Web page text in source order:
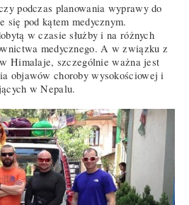
podczas planowania wyprawy do
się pod kątem medycznym.
w czasie służby i na różnych
medycznego. A w związku z
Himalaje, szczególnie ważna jest
objawów choroby wysokościowej i
w Nepalu.